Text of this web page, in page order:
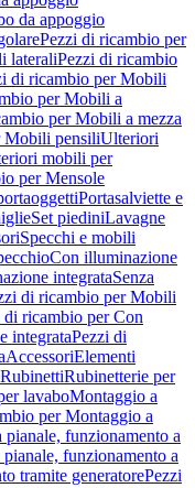
da appoggio
Pezzi di ricambio per
lateraliPezzi di ricambio
di ricambio per Mobili
per Mobili a
per Mobili a mezza
Mobili pensiliUlteriori
mobili per
per Mensole
Portasalviette e
Set piediniLavagne
Specchi e mobili
Con illuminazione
integrataSenza
di ricambio per Mobili
di ricambio per Con
integrataPezzi di
AccessoriElementi
RubinettiRubinetterie per
lavaboMontaggio a
per Montaggio a
funzionamento a
funzionamento a
tramite generatorePezzi